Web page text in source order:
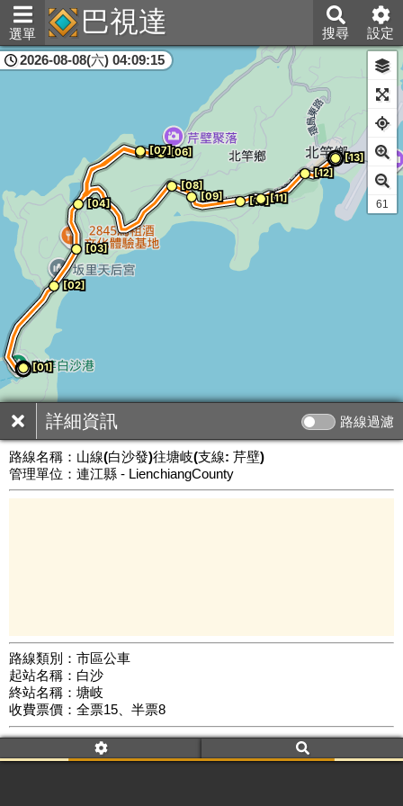
選單 巴視達 搜尋 設定
詳細資訊 路線過濾
路線名稱： 山線(白沙發)往塘岐(支線: 芹壁)
管理單位：連江縣 - LienchiangCounty
路線類別：市區公車
起站名稱：白沙
終站名稱：塘岐
收費票價：全票15、半票8
附屬名稱：山線(白沙發)往塘岐(支線: 芹壁)
去返程：返程
連江縣
2026-08-08(六) 04:09:15
公車數量: 累計576、上線272
60